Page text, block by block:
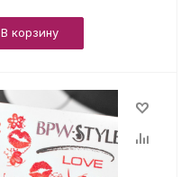
В корзину